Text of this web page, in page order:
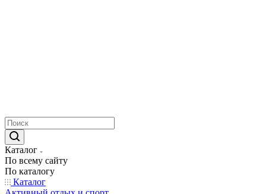
Каталог
По всему сайту
По каталогу
Каталог